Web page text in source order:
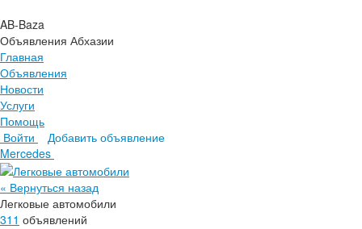
AB-Baza
Объявления Абхазии
Главная
Объявления
Новости
Услуги
Помощь
Войти
Добавить объявление
Главная
Объявления
Новости
Услуги
Помощь
Mercedes
« Вернуться назад
Легковые автомобили
311 объявлений